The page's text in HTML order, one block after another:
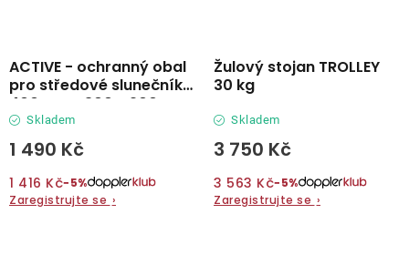
ACTIVE - ochranný obal
pro středové slunečníky
400 cm a 300 x 200 cm
Skladem
1 490 Kč
1 416 Kč−5%
Zaregistrujte se ›
Žulový stojan TROLLEY
30 kg
Skladem
3 750 Kč
3 563 Kč−5%
Zaregistrujte se ›